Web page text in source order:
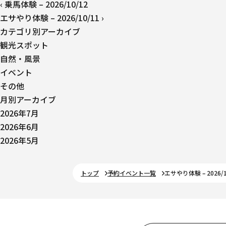
‹ 乗馬体験 – 2026/10/12
エサやり体験 – 2026/10/11 ›
カテゴリ別アーカイブ
観光スポット
自然・風景
イベント
その他
月別アーカイブ
2026年7月
2026年6月
2026年5月
トップ 予約イベント一覧 エサやり体験 –